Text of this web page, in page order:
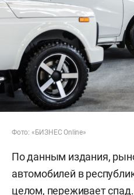
Фото: «БИЗНЕС Online»
По данным издания,
автомобилей в
целом, переживает